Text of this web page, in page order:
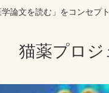
学論文を読む」をコンセ
猫薬プロジ